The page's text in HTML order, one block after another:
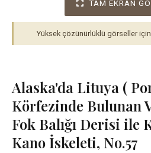
TAM EKRAN
Yüksek çözünürlüklü görseller için
Alaska'da Lituya (
Körfezinde Bulunan
Fok Balığı Derisi ile
Kano İskeleti, No.57